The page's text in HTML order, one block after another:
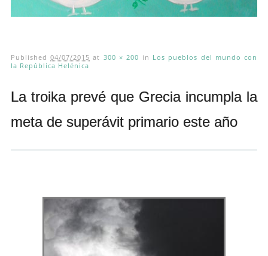
Published04/07/2015 at 300 × 200 in Los pueblos del mundo con
la República Helénica
La troika prevé que Grecia incumpla la
meta de superávit primario este año